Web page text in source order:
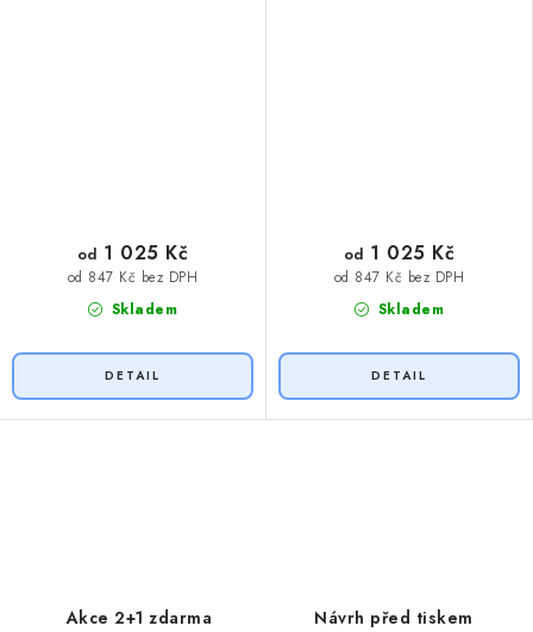
Skladem
od 847 Kč bez DPH
od 1 025 Kč
Skladem
od 847 Kč bez DPH
od 1 025 Kč
Akce 2+1 zdarma Návrh před tiskem